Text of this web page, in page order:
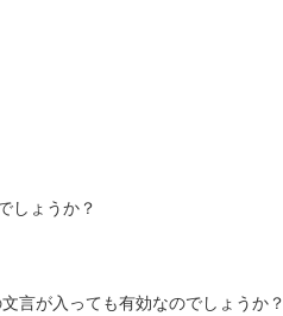
ょうか？
入っても有効なのでしょうか？